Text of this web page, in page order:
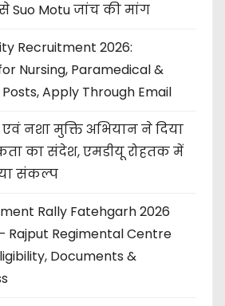
Suo Motu जांच की मांग
Recruitment 2026:
Nursing, Paramedical &
Apply Through Email
नशा मुक्ति अभियान ने दिया
का संदेश, एमडीयू रोहतक में
संकल्प
Rally Fatehgarh 2026
Rajput Regimental Centre
Documents &